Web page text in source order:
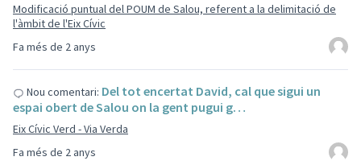
Fa més de 2 anys
Modificació puntual del POUM de Salou, referent a la delimitació de
l'àmbit de l'Eix Cívic
Fa més de 2 anys
Nou comentari: Del tot encertat David, cal que sigui un
espai obert de Salou on la gent pugui g…
Eix Cívic Verd - Via Verda